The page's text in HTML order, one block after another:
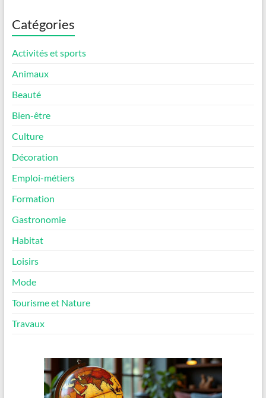
Catégories
Activités et sports
Animaux
Beauté
Bien-être
Culture
Décoration
Emploi-métiers
Formation
Gastronomie
Habitat
Loisirs
Mode
Tourisme et Nature
Travaux